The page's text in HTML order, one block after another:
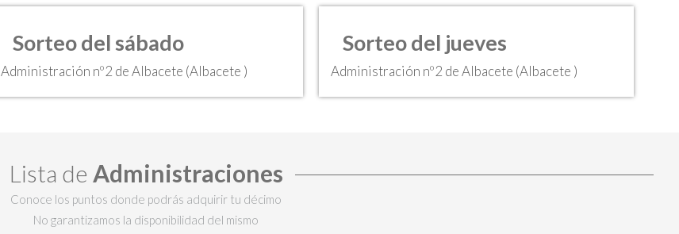
Sorteo del sábado
Administración nº2 de Albacete (Albacete )
Sorteo del jueves
Administración nº2 de Albacete (Albacete )
Lista de Administraciones
Conoce los puntos donde podrás adquirir tu décimo
No garantizamos la disponibilidad del mismo